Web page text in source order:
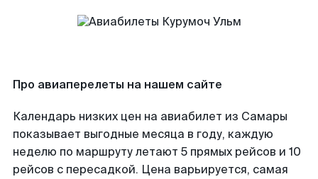
Про авиаперелеты на нашем сайте
Календарь низких цен на авиабилет из Самары
показывает выгодные месяца в году, каждую
неделю по маршруту летают 5 прямых рейсов и 10
рейсов с пересадкой. Цена варьируется, самая